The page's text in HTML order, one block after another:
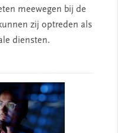
meewegen bij de
zij optreden als
diensten.